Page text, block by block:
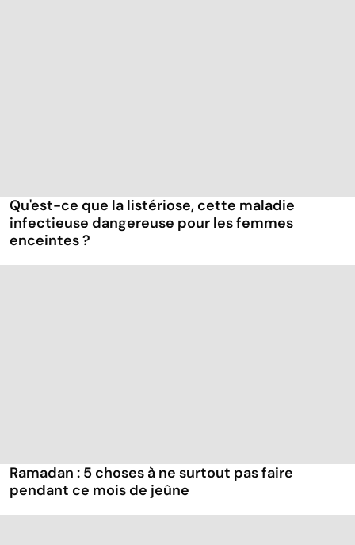
Qu'est-ce que la listériose, cette maladie
infectieuse dangereuse pour les femmes
enceintes ?
Ramadan : 5 choses à ne surtout pas faire
pendant ce mois de jeûne